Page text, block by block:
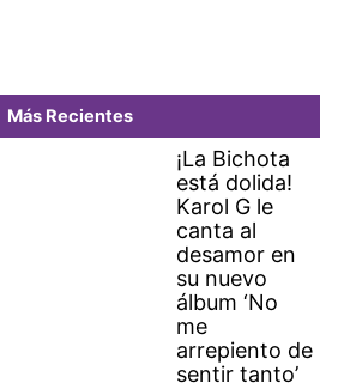
Más Recientes
¡La Bichota
está dolida!
Karol G le
canta al
desamor en
su nuevo
álbum ‘No
me
arrepiento de
sentir tanto’